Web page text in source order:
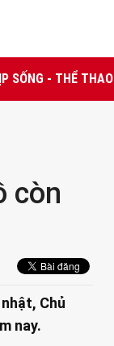
SỐNG - THỂ THAO
còn
Chủ
nay.